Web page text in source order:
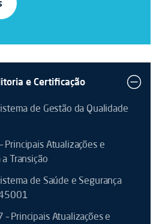
e Certificação
de Gestão da Qualidade
Atualizações e
Transição
de Saúde e Segurança
Principais Atualizações e